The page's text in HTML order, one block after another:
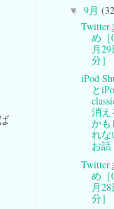
▼ 9月
Twitter
め［
月29
分］
iPod
と
消え
かも
れな
お話
Twitter
め［
月28
分］